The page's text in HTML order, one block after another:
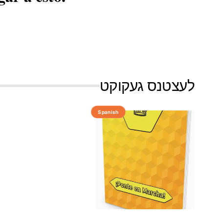
לעצטנס געקוקט
Spanish